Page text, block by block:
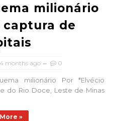
milionário
captura de
4 months ago 0
milionário Por *Elvécio
do Rio Doce, Leste de Minas
»